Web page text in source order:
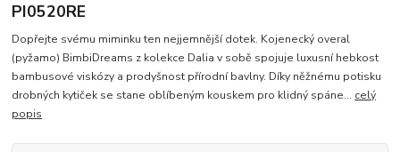
PI0520RE
Dopřejte svému miminku ten nejjemnější dotek. Kojenecký overal
(pyžamo) BimbiDreams z kolekce Dalia v sobě spojuje luxusní hebkost
bambusové viskózy a prodyšnost přírodní bavlny. Díky něžnému potisku
drobných kytiček se stane oblíbeným kouskem pro klidný spáne... celý
popis